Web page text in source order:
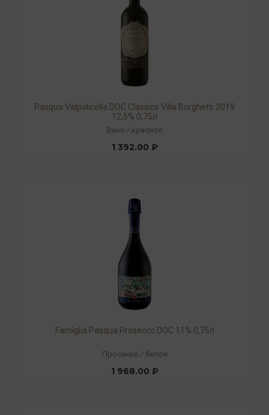
Pasqua Valpolicella DOC Classico Villa Borghetti 2019
12,5% 0,75л
Вино / красное
1 392.00 ₽
Famiglia Pasqua Prosecco DOC 11% 0,75л
Просекко / белое
1 968.00 ₽